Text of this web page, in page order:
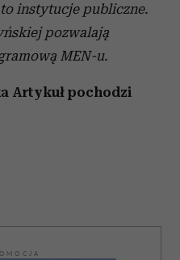
instytucje publiczne.
pozwalają
MEN-u.
Artykuł pochodzi